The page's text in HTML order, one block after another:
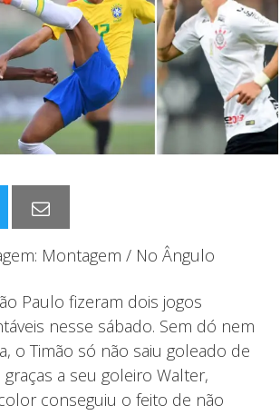
Montagem / No Ângulo
Paulo fizeram dois jogos
nesse sábado. Sem dó nem
o Timão só não saiu goleado de
a seu goleiro Walter,
conseguiu o feito de não